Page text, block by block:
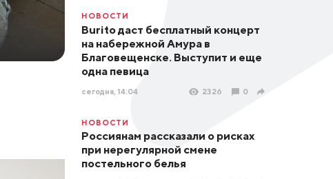
НОВОСТИ
Burito даст бесплатный концерт
на набережной Амура в
Благовещенске. Выступит и еще
одна певица
сегодня, 14:04 2326 0
НОВОСТИ
Россиянам рассказали о рисках
при нерегулярной смене
постельного белья